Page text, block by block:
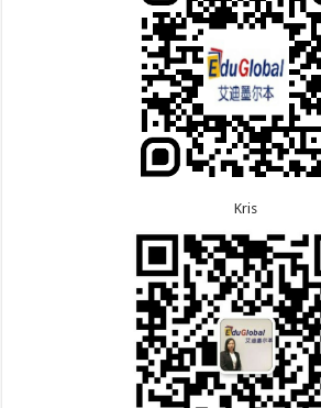
8.3恭喜黑龙江的刘女士864父母签证顺利下签！
8.3恭喜天津的陈同学和妈妈590+500学生签证顺利
7.7恭喜北京的王先生和孩子600旅游签证顺利下签，
Kris